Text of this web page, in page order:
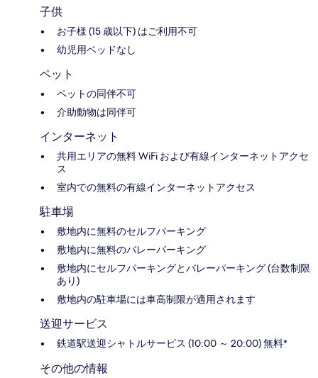
子供
お子様 (15 歳以下) はご利用不可
幼児用ベッドなし
ペット
ペットの同伴不可
介助動物は同伴可
インターネット
共用エリアの無料 WiFi および有線インターネットアクセ
ス
室内での無料の有線インターネットアクセス
駐車場
敷地内に無料のセルフパーキング
敷地内に無料のバレーパーキング
敷地内にセルフパーキングとバレーパーキング (台数制限
あり)
敷地内の駐車場には車高制限が適用されます
送迎サービス
鉄道駅送迎シャトルサービス (10:00 ～ 20:00) 無料*
その他の情報